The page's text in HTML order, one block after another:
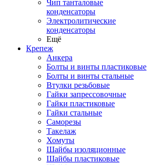
Чип танталовые
конденсаторы
Электролитические
конденсаторы
Ещё
Крепеж
Анкера
Болты и винты пластиковые
Болты и винты стальные
Втулки резьбовые
Гайки запрессовочные
Гайки пластиковые
Гайки стальные
Саморезы
Такелаж
Хомуты
Шайбы изоляционные
Шайбы пластиковые